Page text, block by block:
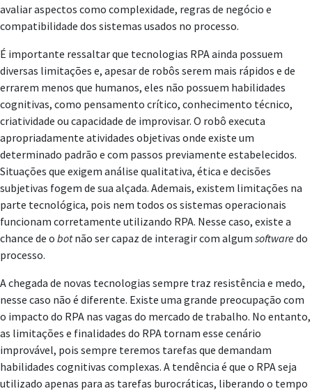
avaliar aspectos como complexidade, regras de negócio e
compatibilidade dos sistemas usados no processo.
É importante ressaltar que tecnologias RPA ainda possuem
diversas limitações e, apesar de robôs serem mais rápidos e de
errarem menos que humanos, eles não possuem habilidades
cognitivas, como pensamento crítico, conhecimento técnico,
criatividade ou capacidade de improvisar. O robô executa
apropriadamente atividades objetivas onde existe um
determinado padrão e com passos previamente estabelecidos.
Situações que exigem análise qualitativa, ética e decisões
subjetivas fogem de sua alçada. Ademais, existem limitações na
parte tecnológica, pois nem todos os sistemas operacionais
funcionam corretamente utilizando RPA. Nesse caso, existe a
chance de o botnão ser capaz de interagir com algum softwaredo
processo.
A chegada de novas tecnologias sempre traz resistência e medo,
nesse caso não é diferente. Existe uma grande preocupação com
o impacto do RPA nas vagas do mercado de trabalho. No entanto,
as limitações e finalidades do RPA tornam esse cenário
improvável, pois sempre teremos tarefas que demandam
habilidades cognitivas complexas. A tendência é que o RPA seja
utilizado apenas para as tarefas burocráticas, liberando o tempo